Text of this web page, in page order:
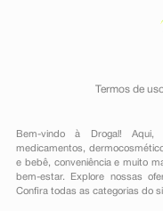
Termos de
Bem-vindo à Drogal!
medicamentos ,
e bebê, conveniênciae muito
bem-estar. Explore nossas
Confira todas as categorias do